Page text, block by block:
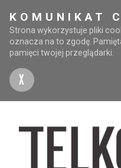
KOMUNIKAT
Strona wykorzystuje pliki
oznacza na to zgodę.
pamięci twojej przeglądarki.
X